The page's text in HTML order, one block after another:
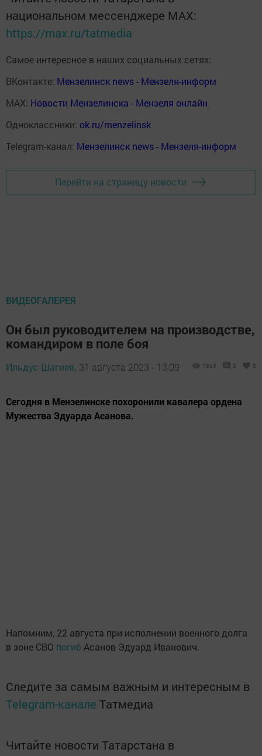
национальном мессенджере MАХ:
https://max.ru/tatmedia
Самое интересное в наших социальных сетях:
ВКонтакте: Мензелинск news - Мензеля-информ
MAX: Новости Мензелинска - Мензеля онлайн
Одноклассники: ok.ru/menzelinsk
Telegram-канал: Мензелинск news - Мензеля-информ
Перейти на страницу новости
ВИДЕОГАЛЕРЕЯ
Он был руководителем на производстве,
командиром в поле боя
Ильдус Шагиев, 31 августа 2023 - 13:09 1853 0 0
Сегодня в Мензелинске похоронили кавалера ордена
Мужества Эдуарда Асанова.
Напомним, 22 августа при исполнении военного долга
в зоне СВО погиб Асанов Эдуард Иванович.
Следите за самым важным и интересным в
Telegram-канале Татмедиа
Читайте новости Татарстана в